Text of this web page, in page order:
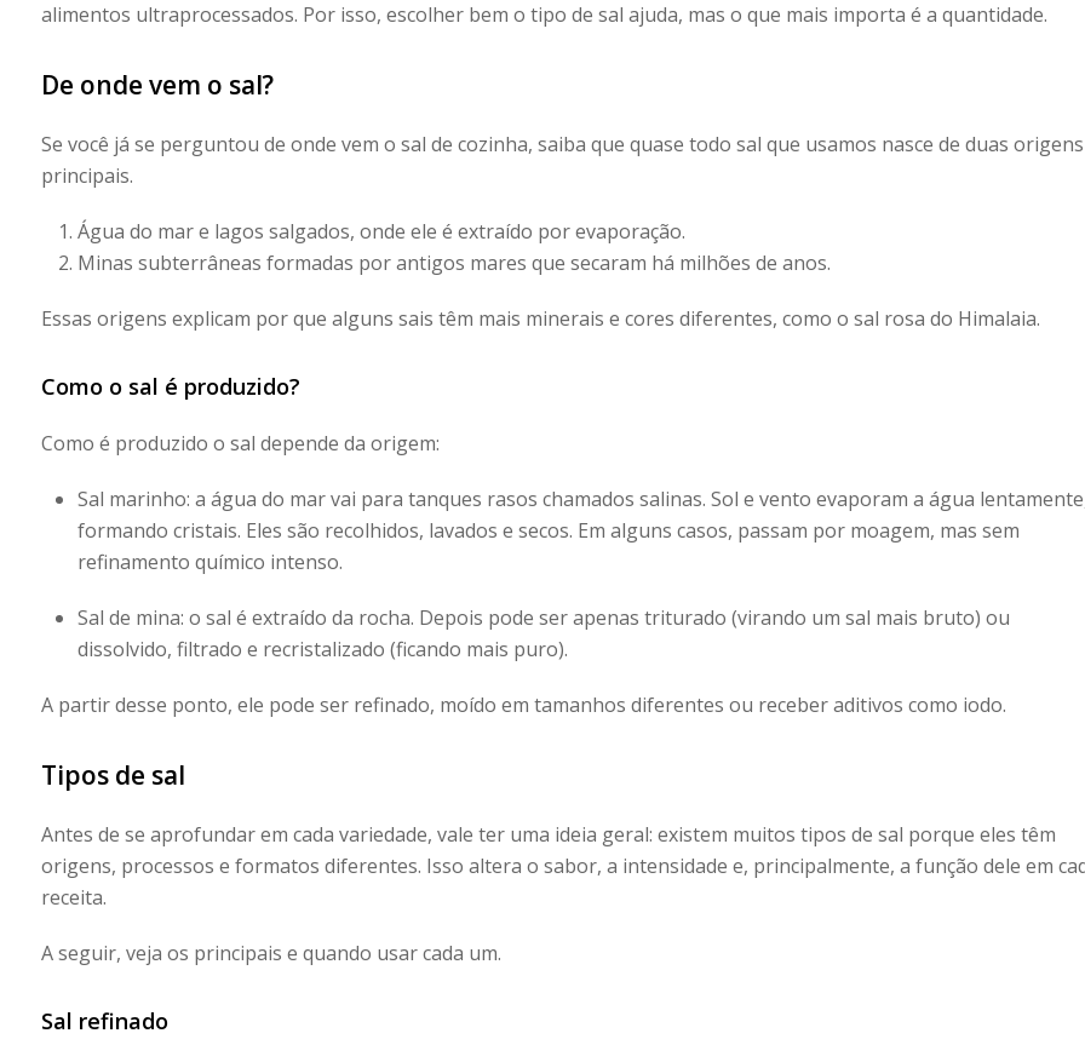
alimentos ultraprocessados. Por isso, escolher bem o tipo de sal ajuda, mas o que mais importa é a quantidade.
De onde vem o sal?
Se você já se perguntou de onde vem o sal de cozinha, saiba que quase todo sal que usamos nasce de duas origens
principais.
Água do mar e lagos salgados, onde ele é extraído por evaporação.
Minas subterrâneas formadas por antigos mares que secaram há milhões de anos.
Essas origens explicam por que alguns sais têm mais minerais e cores diferentes, como o sal rosa do Himalaia.
Como o sal é produzido?
Como é produzido o sal depende da origem:
Sal marinho: a água do mar vai para tanques rasos chamados salinas. Sol e vento evaporam a água
formando cristais. Eles são recolhidos, lavados e secos. Em alguns casos, passam por moagem, mas sem
refinamento químico intenso.
Sal de mina: o sal é extraído da rocha. Depois pode ser apenas triturado (virando um sal mais bruto) ou
dissolvido, filtrado e recristalizado (ficando mais puro).
A partir desse ponto, ele pode ser refinado, moído em tamanhos diferentes ou receber aditivos como iodo.
Tipos de sal
Antes de se aprofundar em cada variedade, vale ter uma ideia geral: existem muitos tipos de sal porque eles têm
origens, processos e formatos diferentes. Isso altera o sabor, a intensidade e, principalmente, a função dele em
receita.
A seguir, veja os principais e quando usar cada um.
Sal refinado